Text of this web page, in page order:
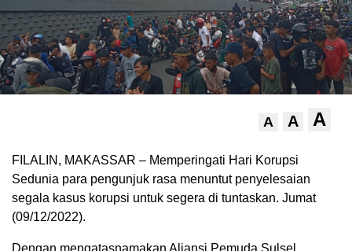
A A A
FILALIN, MAKASSAR – Memperingati Hari Korupsi
Sedunia para pengunjuk rasa menuntut penyelesaian
segala kasus korupsi untuk segera di tuntaskan. Jumat
(09/12/2022).
Dengan mengatasnamakan Aliansi Pemuda Sulsel